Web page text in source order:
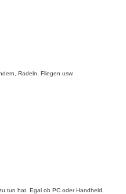
Radeln, Fliegen usw.
tun hat. Egal ob PC oder Handheld.